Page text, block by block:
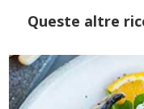
Queste altre